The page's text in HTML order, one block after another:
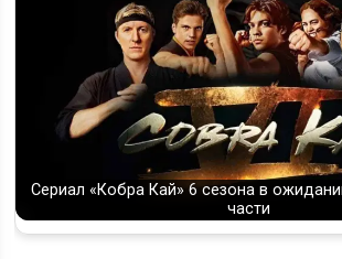
Сериал «Кобра Кай» 6 сезона в
части